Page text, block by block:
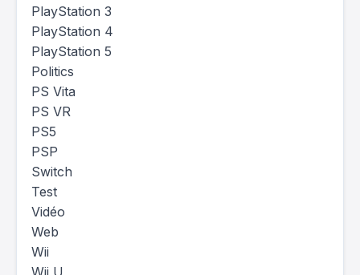
PlayStation 3
PlayStation 4
PlayStation 5
Politics
PS Vita
PS VR
PS5
PSP
Switch
Test
Vidéo
Web
Wii
Wii U